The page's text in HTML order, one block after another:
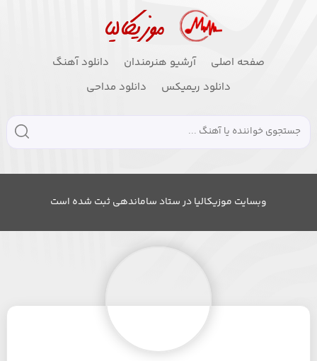
صفحه اصلی آرشیو هنرمندان
دانلود آهنگ
دانلود ریمیکس
دانلود مداحی
وبسایت موزیکالیا در ستاد ساماندهی ثبت شده است